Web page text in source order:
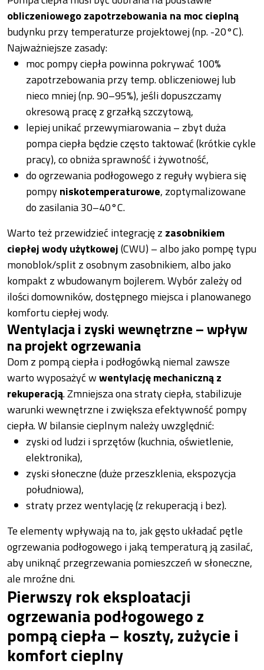
obliczeniowego zapotrzebowania na moc cieplną
budynku przy temperaturze projektowej (np. -20°C).
Najważniejsze zasady:
moc pompy ciepła powinna pokrywać 100%
zapotrzebowania przy temp. obliczeniowej lub
nieco mniej (np. 90–95%), jeśli dopuszczamy
okresową pracę z grzałką szczytową,
lepiej unikać przewymiarowania – zbyt duża
pompa ciepła będzie często taktować (krótkie cykle
pracy), co obniża sprawność i żywotność,
do ogrzewania podłogowego z reguły wybiera się
pompyniskotemperaturowe, zoptymalizowane
do zasilania 30–40°C.
Warto też przewidzieć integrację z zasobnikiem
ciepłej wody użytkowej(CWU) – albo jako pompę typu
monoblok/split z osobnym zasobnikiem, albo jako
kompakt z wbudowanym bojlerem. Wybór zależy od
ilości domowników, dostępnego miejsca i planowanego
komfortu ciepłej wody.
Wentylacja i zyski wewnętrzne – wpływ
na projekt ogrzewania
Dom z pompą ciepła i podłogówką niemal zawsze
warto wyposażyć wwentylację mechaniczną z
rekuperacją. Zmniejsza ona straty ciepła, stabilizuje
warunki wewnętrzne i zwiększa efektywność pompy
ciepła. W bilansie cieplnym należy uwzględnić:
zyski od ludzi i sprzętów (kuchnia, oświetlenie,
elektronika),
zyski słoneczne (duże przeszklenia, ekspozycja
południowa),
straty przez wentylację (z rekuperacją i bez).
Te elementy wpływają na to, jak gęsto układać pętle
ogrzewania podłogowego i jaką temperaturą ją zasilać,
aby uniknąć przegrzewania pomieszczeń w słoneczne,
ale mroźne dni.
Pierwszy rok eksploatacji
ogrzewania podłogowego z
pompą ciepła – koszty, zużycie i
komfort cieplny